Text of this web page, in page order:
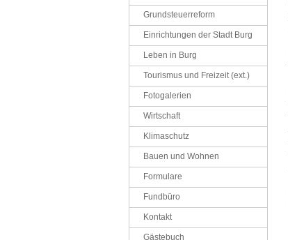
Grundsteuerreform
Einrichtungen der Stadt Burg
Leben in Burg
Tourismus und Freizeit (ext.)
Fotogalerien
Wirtschaft
Klimaschutz
Bauen und Wohnen
Formulare
Fundbüro
Kontakt
Gästebuch